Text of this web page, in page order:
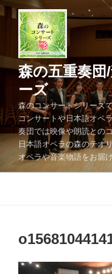
コ
ツ
キ
ッ
プ
森の五重奏
ーズ
森のコンサートシリーズ
コンサートや日本語オペ
奏団では映像や朗読との
日本語オペラの森のテオ
オペラや音楽物語をお届